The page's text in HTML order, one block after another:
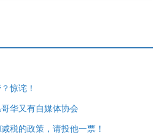
惊诧！
华又有自媒体协会
税的政策，请投他一票！